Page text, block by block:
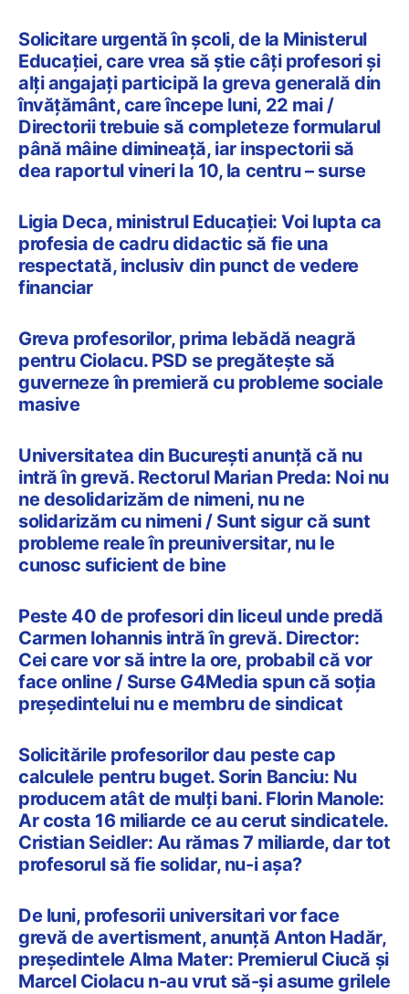
Solicitare urgentă în școli, de la Ministerul
Educației, care vrea să știe câți profesori și
alți angajați participă la greva generală din
învățământ, care începe luni, 22 mai /
Directorii trebuie să completeze formularul
până mâine dimineață, iar inspectorii să
dea raportul vineri la 10, la centru – surse
Ligia Deca, ministrul Educației: Voi lupta ca
profesia de cadru didactic să fie una
respectată, inclusiv din punct de vedere
financiar
Greva profesorilor, prima lebădă neagră
pentru Ciolacu. PSD se pregătește să
guverneze în premieră cu probleme sociale
masive
Universitatea din București anunță că nu
intră în grevă. Rectorul Marian Preda: Noi nu
ne desolidarizăm de nimeni, nu ne
solidarizăm cu nimeni / Sunt sigur că sunt
probleme reale în preuniversitar, nu le
cunosc suficient de bine
Peste 40 de profesori din liceul unde predă
Carmen Iohannis intră în grevă. Director:
Cei care vor să intre la ore, probabil că vor
face online / Surse G4Media spun că soția
președintelui nu e membru de sindicat
Solicitările profesorilor dau peste cap
calculele pentru buget. Sorin Banciu: Nu
producem atât de mulți bani. Florin Manole:
Ar costa 16 miliarde ce au cerut sindicatele.
Cristian Seidler: Au rămas 7 miliarde, dar tot
profesorul să fie solidar, nu-i așa?
De luni, profesorii universitari vor face
grevă de avertisment, anunță Anton Hadăr,
președintele Alma Mater: Premierul Ciucă și
Marcel Ciolacu n-au vrut să-și asume grilele